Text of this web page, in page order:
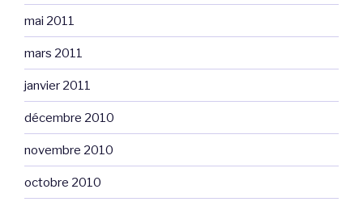
mai 2011
mars 2011
janvier 2011
décembre 2010
novembre 2010
octobre 2010